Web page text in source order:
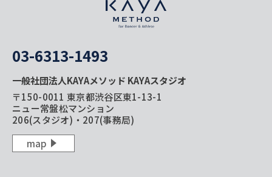
03-6313-1493
一般社団法人KAYAメソッド KAYAスタジオ
〒150-0011 東京都渋谷区東1-13-1
ニュー常盤松マンション
206(スタジオ)・207(事務局)
map